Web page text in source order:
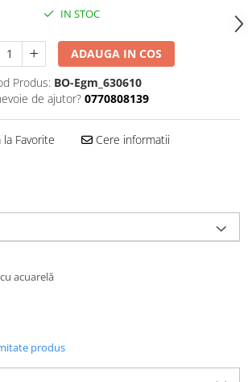
IN STOC
ADAUGA IN COS
Produs: BO-Egm_630610
de ajutor? 0770808139
Favorite Cere informatii
acuarelă
produs